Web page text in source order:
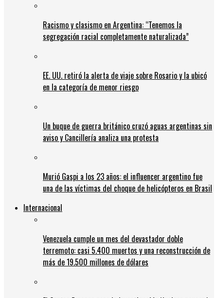
Racismo y clasismo en Argentina: “Tenemos la
segregación racial completamente naturalizada”
EE. UU. retiró la alerta de viaje sobre Rosario y la ubicó
en la categoría de menor riesgo
Un buque de guerra británico cruzó aguas argentinas sin
aviso y Cancillería analiza una protesta
Murió Gaspi a los 23 años: el influencer argentino fue
una de las víctimas del choque de helicópteros en Brasil
Internacional
Venezuela cumple un mes del devastador doble
terremoto: casi 5.400 muertos y una reconstrucción de
más de 19.500 millones de dólares